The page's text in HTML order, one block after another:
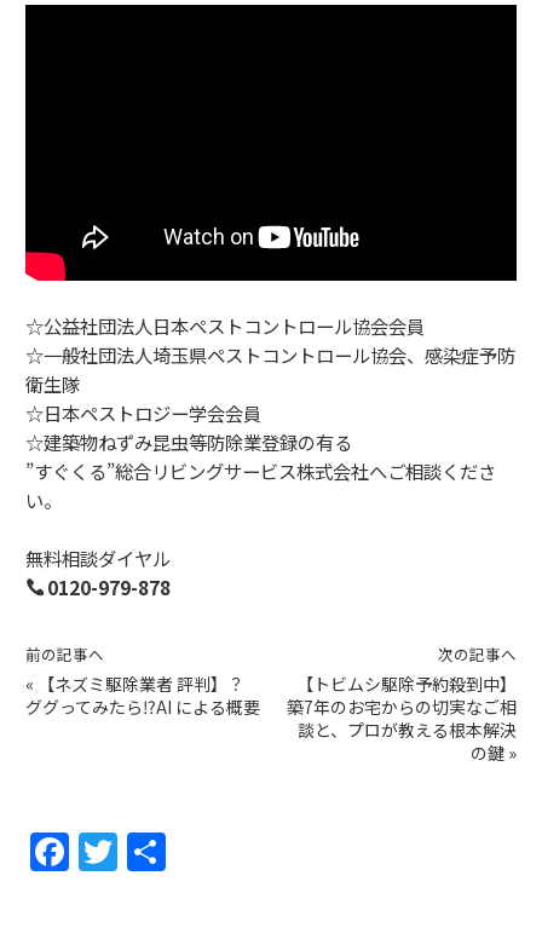
☆公益社団法人日本ペストコントロール協会会員
☆一般社団法人埼玉県ペストコントロール協会、感染症予防
衛生隊
☆日本ペストロジー学会会員
☆建築物ねずみ昆虫等防除業登録の有る
”すぐくる”総合リビングサービス株式会社へご相談くださ
い。
無料相談ダイヤル
0120-979-878
前の記事へ
«
【ネズミ駆除業者 評判】？
ググってみたら⁉AI による概要
次の記事へ
【トビムシ駆除予約殺到中】
築7年のお宅からの切実なご相
談と、プロが教える根本解決
の鍵 »
F
a
T
w